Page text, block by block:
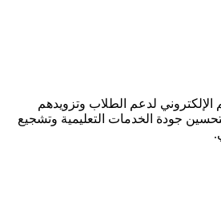
الإلكتروني لدعم الطلاب وتزويدهم
لتحسين جودة الخدمات التعليمية وتشجيع